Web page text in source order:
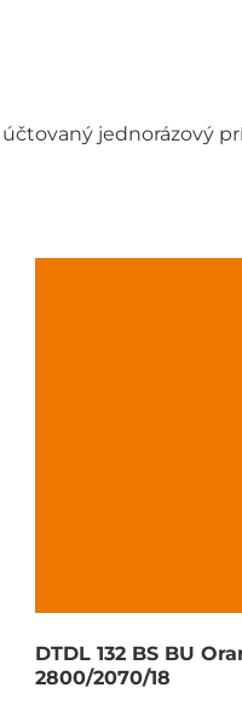
jednorázový
DTDL 132 BS BU
2800/2070/18